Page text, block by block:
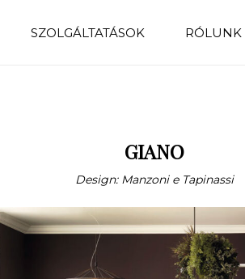
SZOLGÁLTATÁSOK RÓLUNK
GIANO
Design: Manzoni e Tapinassi